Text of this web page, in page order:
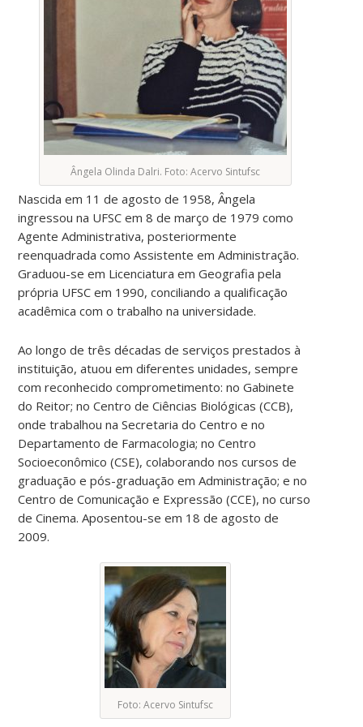
Ângela Olinda Dalri. Foto: Acervo Sintufsc
Nascida em 11 de agosto de 1958, Ângela
ingressou na UFSC em 8 de março de 1979 como
Agente Administrativa, posteriormente
reenquadrada como Assistente em Administração.
Graduou-se em Licenciatura em Geografia pela
própria UFSC em 1990, conciliando a qualificação
acadêmica com o trabalho na universidade.
Ao longo de três décadas de serviços prestados à
instituição, atuou em diferentes unidades, sempre
com reconhecido comprometimento: no Gabinete
do Reitor; no Centro de Ciências Biológicas (CCB),
onde trabalhou na Secretaria do Centro e no
Departamento de Farmacologia; no Centro
Socioeconômico (CSE), colaborando nos cursos de
graduação e pós-graduação em Administração; e no
Centro de Comunicação e Expressão (CCE), no curso
de Cinema. Aposentou-se em 18 de agosto de
2009.
Foto: Acervo Sintufsc